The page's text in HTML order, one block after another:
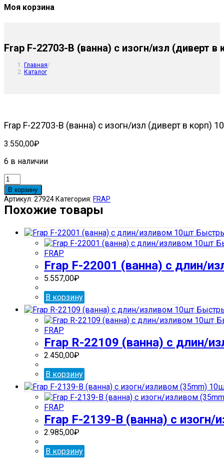
Моя корзина
Frap F-22703-В (ванна) с изогн/изл (диверт в
Главная/
Каталог
Frap F-22703-В (ванна) с изогн/изл (диверт в корп)
3.550,00₽
6 в наличии
Количество
товара
Frap
F-
22703-
(ванна)
В корзину
Артикул: 27924 Категория: FRAP
Похожие товары
FRAP
Frap F-22001 (ванна) с длин/
5.557,00₽
В корзину
FRAP
Frap R-22109 (ванна) с длин/
2.450,00₽
В корзину
FRAP
Frap F-2139-В (ванна) с
2.985,00₽
В корзину